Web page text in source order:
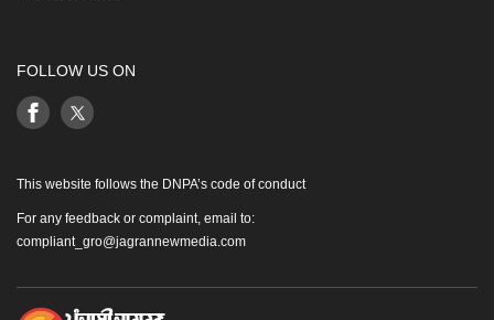
FOLLOW US ON
This website follows the DNPA’s code of conduct
For any feedback or complaint, email to:
compliant_gro@jagrannewmedia.com